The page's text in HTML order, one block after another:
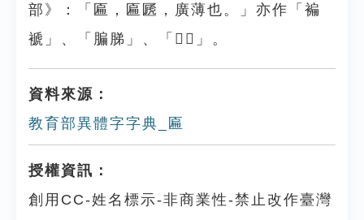
部》：「匾，匾㔸，廣薄也。」亦作「褊
褫」、「䐔䏲」、「𪖯𪖦」。
資料來源：
教育部異體字字典_匾
授權資訊：
創用CC-姓名標示-非商業性-禁止改作臺灣